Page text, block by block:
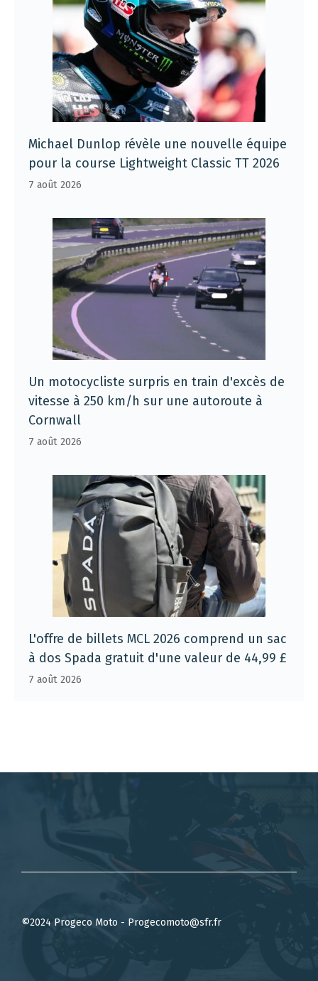
Michael Dunlop révèle une nouvelle équipe
pour la course Lightweight Classic TT 2026
7 août 2026
Un motocycliste surpris en train d'excès de
vitesse à 250 km/h sur une autoroute à
Cornwall
7 août 2026
L'offre de billets MCL 2026 comprend un sac
à dos Spada gratuit d'une valeur de 44,99 £
7 août 2026
©2024 Progeco Moto - Progecomoto@sfr.fr